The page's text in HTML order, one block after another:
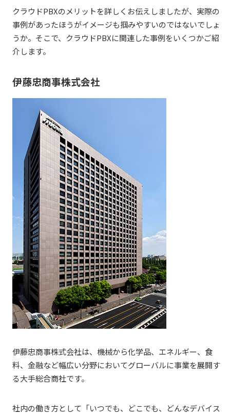
クラウドPBXのメリットを詳しくお伝えしましたが、実際の
事例があったほうがイメージも掴みやすいのではないでしょ
うか。そこで、クラウドPBXに関連した事例をいくつかご紹
介します。
伊藤忠商事株式会社
伊藤忠商事株式会社は、機械から化学品、エネルギー、食
料、金融など幅広い分野においてグローバルに事業を展開す
る大手総合商社です。
社内の働き方として「いつでも、どこでも、どんなデバイス